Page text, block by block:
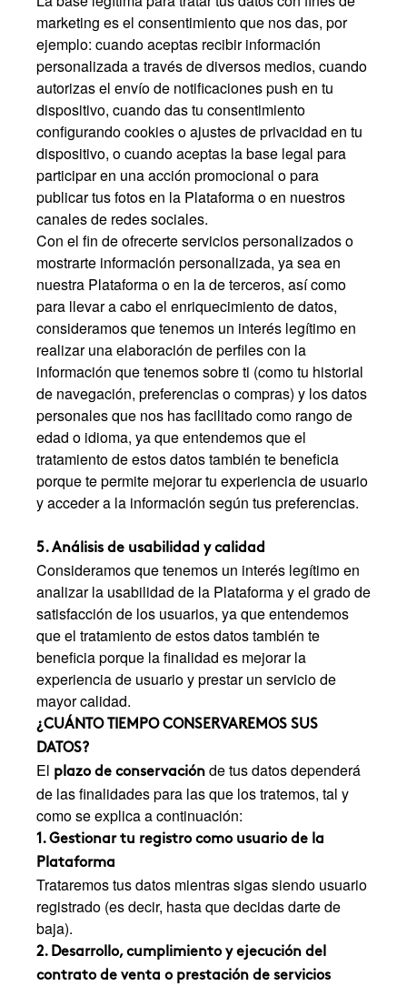
marketing es el consentimiento que nos das, por
ejemplo: cuando aceptas recibir información
personalizada a través de diversos medios, cuando
autorizas el envío de notificaciones push en tu
dispositivo, cuando das tu consentimiento
configurando cookies o ajustes de privacidad en tu
dispositivo, o cuando aceptas la base legal para
participar en una acción promocional o para
publicar tus fotos en la Plataforma o en nuestros
canales de redes sociales.
Con el fin de ofrecerte servicios personalizados o
mostrarte información personalizada, ya sea en
nuestra Plataforma o en la de terceros, así como
para llevar a cabo el enriquecimiento de datos,
consideramos que tenemos un interés legítimo en
realizar una elaboración de perfiles con la
información que tenemos sobre ti (como tu historial
de navegación, preferencias o compras) y los datos
personales que nos has facilitado como rango de
edad o idioma, ya que entendemos que el
tratamiento de estos datos también te beneficia
porque te permite mejorar tu experiencia de usuario
y acceder a la información según tus preferencias.
5. Análisis de usabilidad y calidad
Consideramos que tenemos un interés legítimo en
analizar la usabilidad de la Plataforma y el grado de
satisfacción de los usuarios, ya que entendemos
que el tratamiento de estos datos también te
beneficia porque la finalidad es mejorar la
experiencia de usuario y prestar un servicio de
mayor calidad.
¿CUÁNTO TIEMPO CONSERVAREMOS SUS
DATOS?
El plazo de conservación de tus datos dependerá
de las finalidades para las que los tratemos, tal y
como se explica a continuación:
1. Gestionar tu registro como usuario de la
Plataforma
Trataremos tus datos mientras sigas siendo usuario
registrado (es decir, hasta que decidas darte de
baja).
2. Desarrollo, cumplimiento y ejecución del
contrato de venta o prestación de servicios